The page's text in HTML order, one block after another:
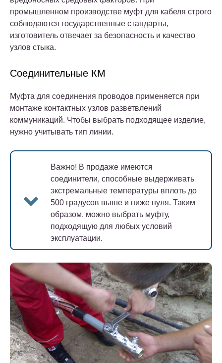
промышленном производстве муфт для кабеля строго
соблюдаются государственные стандарты,
изготовитель отвечает за безопасность и качество
узлов стыка.
Соединительные КМ
Муфта для соединения проводов применяется при
монтаже контактных узлов разветвлений
коммуникаций. Чтобы выбрать подходящее изделие,
нужно учитывать тип линии.
Важно! В продаже имеются
соединители, способные выдерживать
экстремальные температуры вплоть до
500 градусов выше и ниже нуля. Таким
образом, можно выбрать муфту,
подходящую для любых условий
эксплуатации.